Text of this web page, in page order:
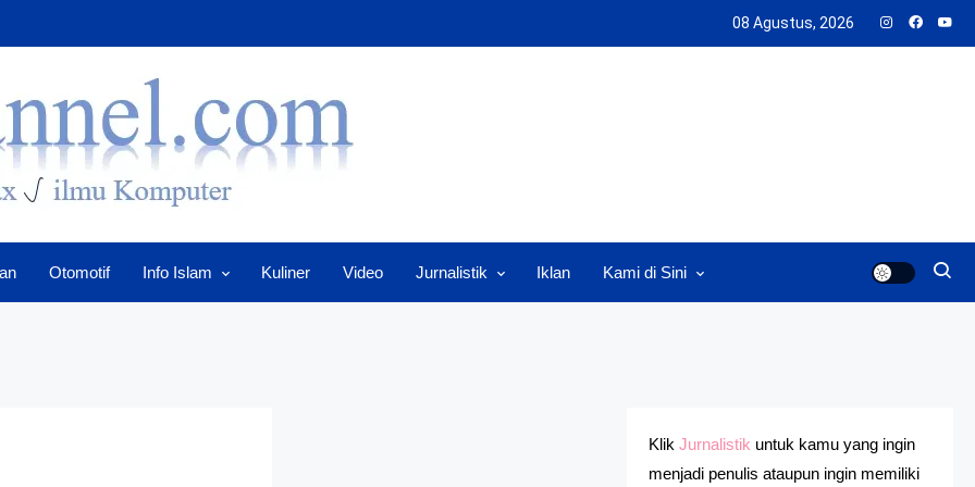
08 Agustus, 2026
Otomotif Info Islam Kuliner Video Jurnalistik Iklan Kami di Sini
KlikJurnalistik untuk kamu yang ingin
menjadi penulis ataupun ingin memiliki